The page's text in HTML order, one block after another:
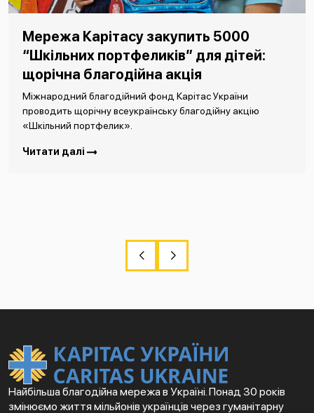
Мережа Карітасу закупить 5000
“Шкільних портфеликів” для дітей:
щорічна благодійна акція
Міжнародний благодійний фонд Карітас України
проводить щорічну всеукраїнську благодійну акцію
«Шкільний портфелик».
Читати далі
Найбільша благодійна мережа в Україні. Понад 30 років
змінюємо життя мільйонів українців через гуманітарну